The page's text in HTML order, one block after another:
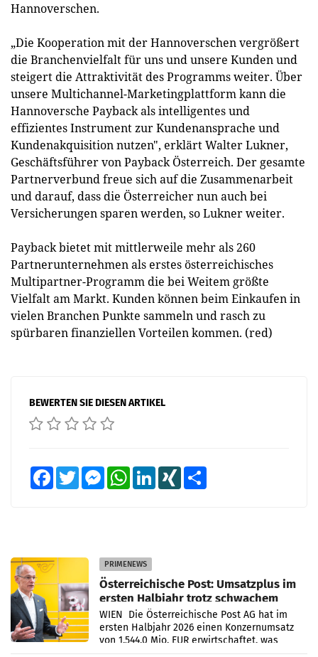
Hannoverschen.
„Die Kooperation mit der Hannoverschen vergrößert
die Branchenvielfalt für uns und unsere Kunden und
steigert die Attraktivität des Programms weiter. Über
unsere Multichannel-Marketingplattform kann die
Hannoversche Payback als intelligentes und
effizientes Instrument zur Kundenansprache und
Kundenakquisition nutzen", erklärt Walter Lukner,
Geschäftsführer von Payback Österreich. Der gesamte
Partnerverbund freue sich auf die Zusammenarbeit
und darauf, dass die Österreicher nun auch bei
Versicherungen sparen werden, so Lukner weiter.
Payback bietet mit mittlerweile mehr als 260
Partnerunternehmen als erstes österreichisches
Multipartner-Programm die bei Weitem größte
Vielfalt am Markt. Kunden können beim Einkaufen in
vielen Branchen Punkte sammeln und rasch zu
spürbaren finanziellen Vorteilen kommen. (red)
BEWERTEN SIE DIESEN ARTIKEL
FacebookTwitter MessengerWhatsAppLinkedInXING
PRIMENEWS
Österreichische Post: Umsatzplus im
ersten Halbjahr trotz schwachem
Briefgeschäft
WIEN Die Österreichische Post AG hat im
ersten Halbjahr 2026 einen Konzernumsatz
von 1.544,0 Mio. EUR erwirtschaftet, was
einem Plus von 3,8 Prozent gegenüber dem